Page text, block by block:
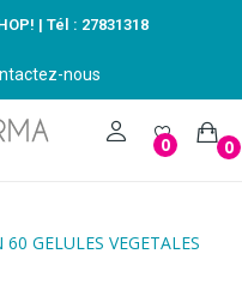
| Tél : 27831318
nous
0 0
GELULES VEGETALES